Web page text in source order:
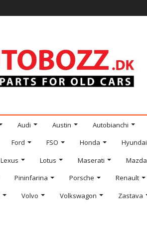
Audi Austin Autobianchi
Ford FSO Honda Hyundai
Lexus Lotus Maserati Mazda
Pininfarina Porsche Renault
Volvo Volkswagon Zastava